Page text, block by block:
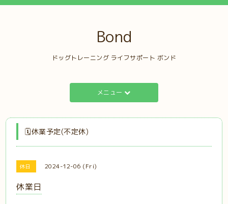
Bond
ドッグトレーニング ライフサポート ボンド
メニュー
🗓️休業予定(不定休)
休日 2024-12-06 (Fri)
休業日